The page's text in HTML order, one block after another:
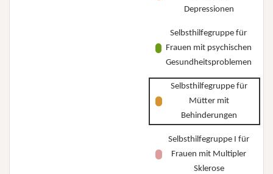
Depressionen
Selbsthilfegruppe für
Frauen mit psychischen
Gesundheitsproblemen
Selbsthilfegruppe für
Mütter mit
Behinderungen
Selbsthilfegruppe I für
Frauen mit Multipler
Sklerose